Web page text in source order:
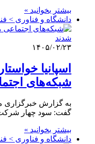
بیشتر بخوانید »
دانشگاه و فناوری >
۱۴۰۵/۰۲/۲۳
اسپانیا
شبکه‌های
به گزارش خبرگزاری
گفت: سود چهار شرکت
بیشتر بخوانید »
دانشگاه و فناوری >